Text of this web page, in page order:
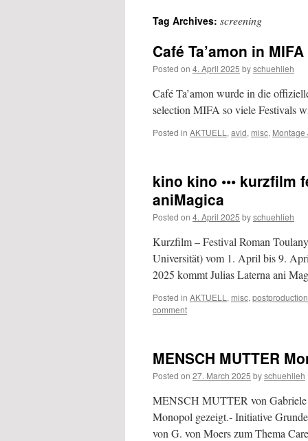
Tag Archives: screening
Café Ta’amon in
Posted on 4. April 2025 byschuehlieh
Café Ta’amon wurde in die
selection MIFA so viele Festivals
Posted in AKTUELL , avid, misc, Montage
kino kino ••• kurzfilm
aniMagica
Posted on 4. April 2025 byschuehlieh
Kurzfilm – Festival Roman
Universität) vom 1. April bis 9.
2025 kommt Julias Laterna ani
Posted in AKTUELL , misc, postproduction
comment
MENSCH MUTTER
Posted on 27. March 2025 byschuehlieh
MENSCH MUTTER von
Monopol gezeigt.- Initiative
von G. von Moers zum Thema